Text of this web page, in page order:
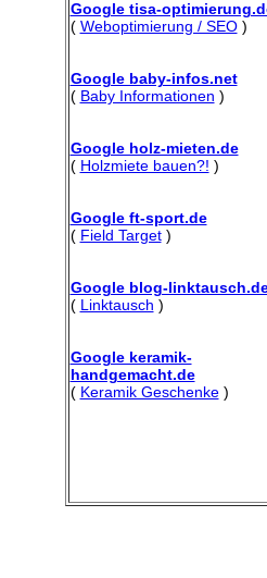
Google tisa-
( Weboptimierung / SEO)
Google baby-infos.net
( Baby Informationen )
Google holz-mieten.de
( Holzmiete bauen?! )
Google ft-sport.de
( Field Target)
Google blog-
( Linktausch )
Google keramik-
handgemacht.de
( Keramik Geschenke)